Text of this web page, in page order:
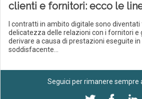
clienti e fornitori: ecco le
I contratti in ambito digitale sono
delicatezza delle relazioni con i fornitori e
derivare a causa di prestazioni eseguite
soddisfacente...
Seguici per rimanere sempre